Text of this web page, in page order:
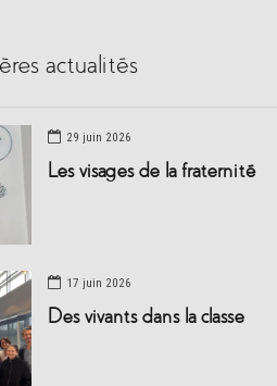
actualités
29 juin 2026
Les visages de la fraternité
17 juin 2026
Des vivants dans la classe